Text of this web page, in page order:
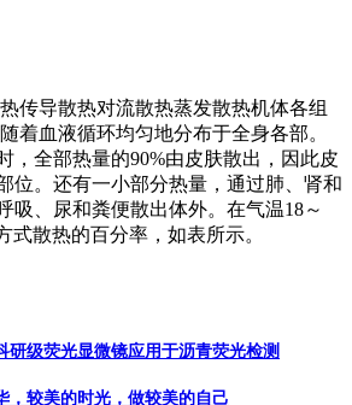
传导散热对流散热蒸发散热机体各组
着血液循环均匀地分布于全身各部。
，全部热量的90%由皮肤散出，因此皮
位。还有一小部分热量，通过肺、肾和
吸、尿和粪便散出体外。在气温18～
散热的百分率，如表所示。
研级荧光显微镜应用于沥青荧光检测
，较美的时光，做较美的自己